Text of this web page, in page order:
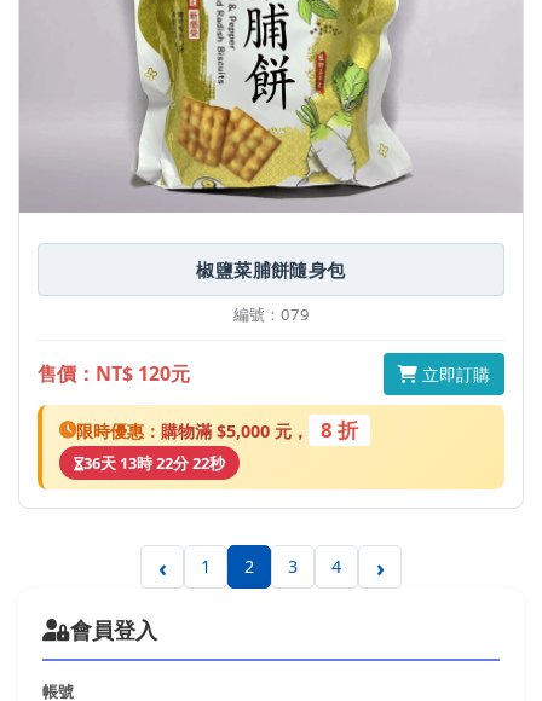
會員登入
帳號
椒鹽菜脯餅隨身包
編號：079
售價：NT$ 120元 立即訂購
限時優惠： 購物滿 $5,000 元， 8 折
36天 13時 22分 22秒
‹ 1 2 3 4 ›